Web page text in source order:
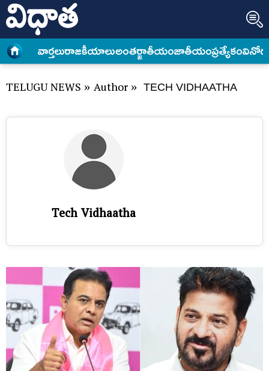
వార్త‌లురాజకీయాలుఅంత‌ర్జాతీయంజాతీయంప్రత్యేకం
TELUGU NEWS»Author» TECH VIDHAATHA
Tech Vidhaatha